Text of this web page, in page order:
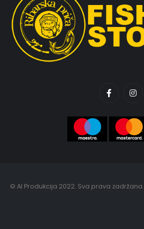
© AI Produkcija 2022. Sva prava zadržana.